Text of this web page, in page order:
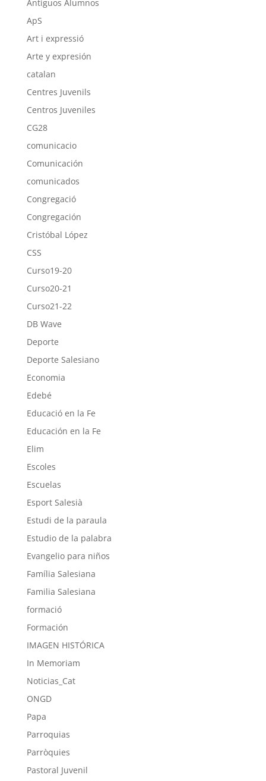
Antiguos Alumnos
ApS
Art i expressió
Arte y expresión
catalan
Centres Juvenils
Centros Juveniles
CG28
comunicacio
Comunicación
comunicados
Congregació
Congregación
Cristóbal López
CSS
Curso19-20
Curso20-21
Curso21-22
DB Wave
Deporte
Deporte Salesiano
Economia
Edebé
Educació en la Fe
Educación en la Fe
Elim
Escoles
Escuelas
Esport Salesià
Estudi de la paraula
Estudio de la palabra
Evangelio para niños
Família Salesiana
Familia Salesiana
formació
Formación
IMAGEN HISTÓRICA
In Memoriam
Noticias_Cat
ONGD
Papa
Parroquias
Parròquies
Pastoral Juvenil